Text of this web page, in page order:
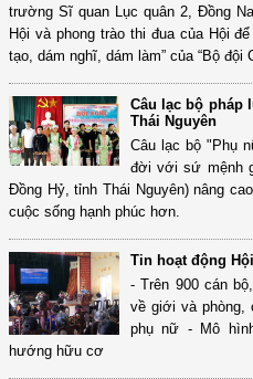
trường Sĩ quan Lục quân 2, Đồng
Hội và phong trào thi đua của Hội
tạo, dám nghĩ, dám làm” của “Bộ đội
Câu lạc bộ pháp
Thái Nguyên
Câu lạc bộ "Phụ
đời với sứ mệnh
Đồng Hỷ, tỉnh Thái Nguyên) nâng
cuộc sống hạnh phúc hơn.
Tin hoạt động
- Trên 900 cán
về giới và phòng,
phụ nữ - Mô
hướng hữu cơ